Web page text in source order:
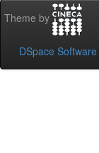
Theme by
DSpace Software